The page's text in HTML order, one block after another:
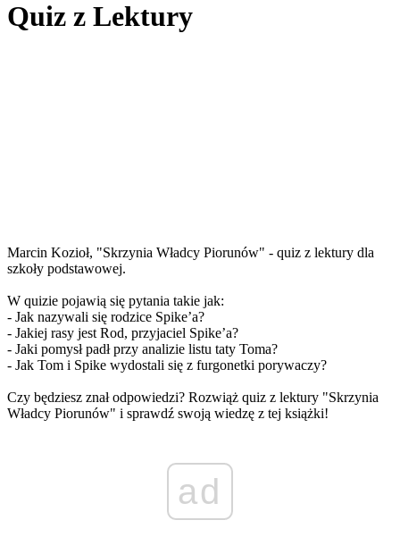
Quiz z Lektury
Marcin Kozioł, "Skrzynia Władcy Piorunów" - quiz z lektury dla
szkoły podstawowej.
W quizie pojawią się pytania takie jak:
- Jak nazywali się rodzice Spike’a?
- Jakiej rasy jest Rod, przyjaciel Spike’a?
- Jaki pomysł padł przy analizie listu taty Toma?
- Jak Tom i Spike wydostali się z furgonetki porywaczy?
Czy będziesz znał odpowiedzi? Rozwiąż quiz z lektury "Skrzynia
Władcy Piorunów" i sprawdź swoją wiedzę z tej książki!
ad